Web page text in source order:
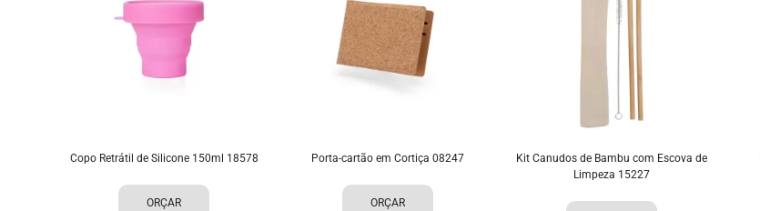
Copo Retrátil de Silicone 150ml 18578
ORÇAR
Porta-cartão em Cortiça 08247
ORÇAR
Kit Canudos de Bambu com Escova de
Limpeza 15227